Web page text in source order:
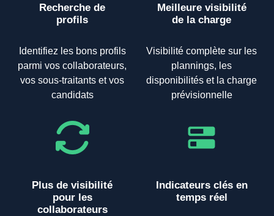
Recherche de
profils
Identifiez les bons profils
parmi vos collaborateurs,
vos sous-traitants et vos
candidats
Meilleure visibilité
de la charge
Visibilité complète sur les
plannings, les
disponibilités et la charge
prévisionnelle
Plus de visibilité
pour les
collaborateurs
Indicateurs clés en
temps réel